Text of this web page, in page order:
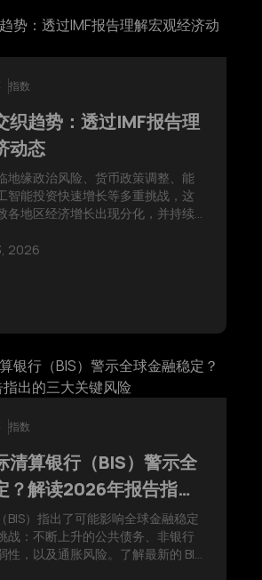
指数
织趋势：透过IMF报告理
动态
地缘政治风险、货币政策调整、能
智能投资快速增长等多重挑战，这
各地区经济增长出现分化，并持续
2026
指数
清算银行（BIS）警示全
？解读2026年报告指出
风险
BIS）指出了可能影响全球金融稳定
战：不断上升的公共债务、非银行
性，以及通胀风险。了解最新的 BIS